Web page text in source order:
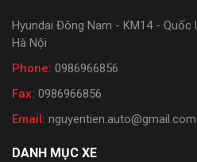
Hyundai Đông Nam - KM14 - Quốc
Hà Nội
Phone: 0986966856
Fax: 0986966856
Email: nguyentien.auto@gmail.com
DANH MỤC XE